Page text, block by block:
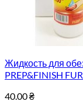
Жидкость для
PREP&FINISH
40.00₴